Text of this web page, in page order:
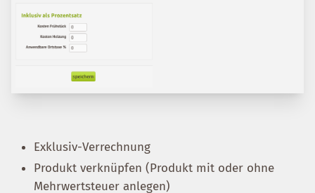
Exklusiv-Verrechnung
Produkt verknüpfen (Produkt mit oder ohne
Mehrwertsteuer anlegen)